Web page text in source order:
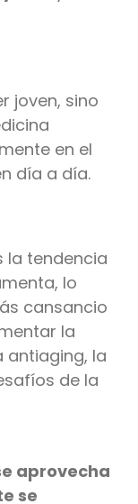
joven, sino
en el
día a día.
la tendencia
lo
cansancio
la
antiaging, la
de la
aprovecha
se